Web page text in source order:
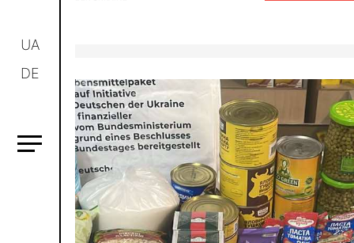
UA
DE
beschließt
Änderungen zur
Europäischen
Charta der
Regional- oder